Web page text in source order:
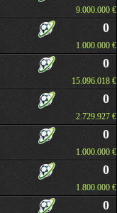
9.000.000 €
0
1.000.000 €
0
15.096.018 €
0
2.729.927 €
0
1.000.000 €
0
1.800.000 €
0